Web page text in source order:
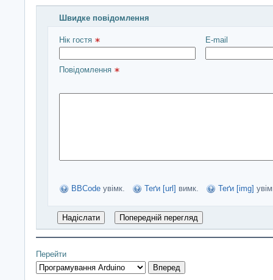
Швидке повідомлення
Введіть повідомлення і натисніть Надіслати
Нік гостя E-mail
Повідомлення
BBCode увімк. Теґи [url] вимк. Теґи [img]
Перейти